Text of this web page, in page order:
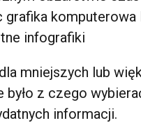
grafika
infografiki
mniejszych lub
było z czego
informacji.